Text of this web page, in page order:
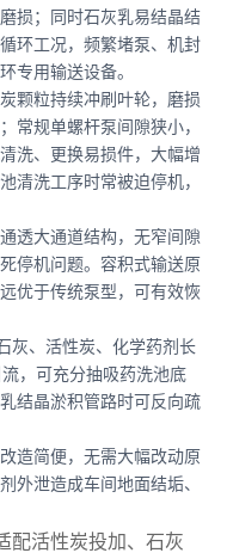
损；同时石灰乳易结晶结
环工况，频繁堵泵、机封
专用输送设备。
颗粒持续冲刷叶轮，磨损
常规单螺杆泵间隙狭小，
洗、更换易损件，大幅增
清洗工序时常被迫停机，
透大通道结构，无窄间隙
停机问题。容积式输送原
优于传统泵型，可有效恢
灰、活性炭、化学药剂长
，可充分抽吸药洗池底
结晶淤积管路时可反向疏
造简便，无需大幅改动原
外泄造成车间地面结垢、
配活性炭投加、石灰